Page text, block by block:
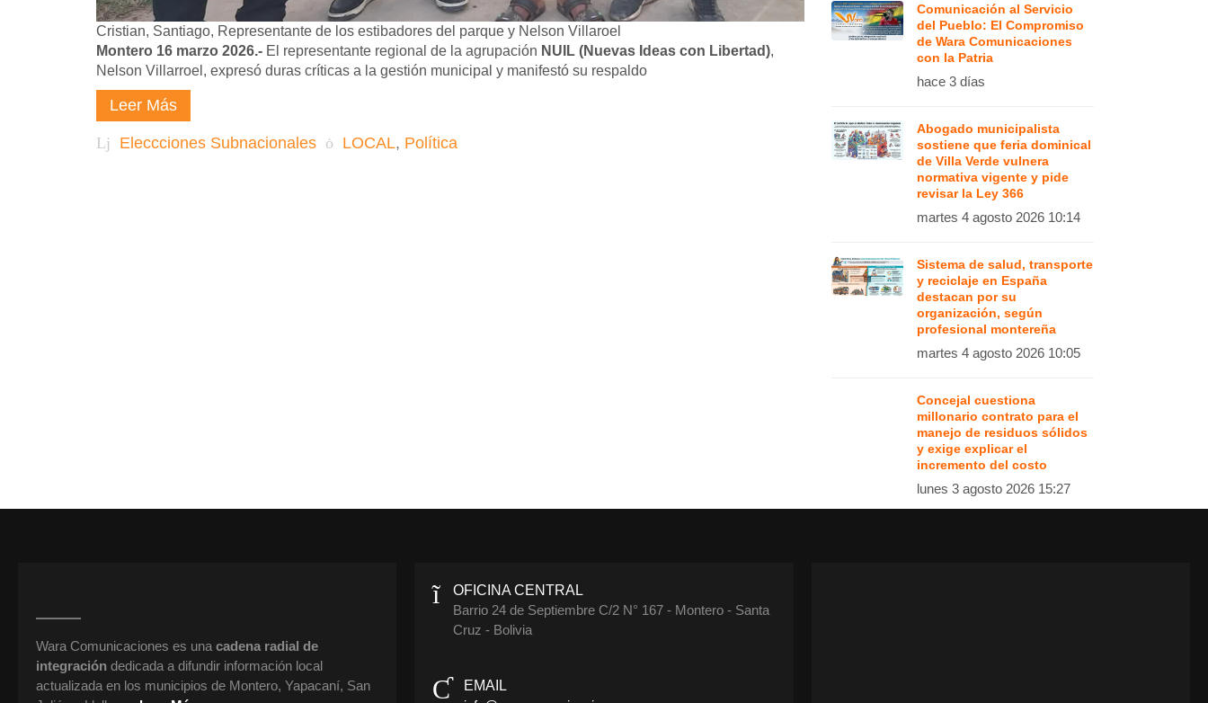
Cristian, Santiago, Representante de los estibadores del parque y Nelson Villaroel
Montero 16 marzo 2026.- El representante regional de la agrupación NUIL (Nuevas Ideas con Libertad),
Nelson Villarroel, expresó duras críticas a la gestión municipal y manifestó su respaldo
Leer Más
Eleccciones Subnacionales LOCAL, Política
Comunicación al Servicio
del Pueblo: El Compromiso
de Wara Comunicaciones
con la Patria
hace 3 días
Abogado municipalista
sostiene que feria dominical
de Villa Verde vulnera
normativa vigente y pide
revisar la Ley 366
martes 4 agosto 2026 10:14
Sistema de salud, transporte
y reciclaje en España
destacan por su
organización, según
profesional montereña
martes 4 agosto 2026 10:05
Concejal cuestiona
millonario contrato para el
manejo de residuos sólidos
y exige explicar el
incremento del costo
lunes 3 agosto 2026 15:27
Wara Comunicaciones es una cadena radial de
integración dedicada a difundir información local
actualizada en los municipios de Montero, Yapacaní, San
OFICINA CENTRAL
Barrio 24 de Septiembre C/2 N° 167 - Montero - Santa
Cruz - Bolivia
EMAIL